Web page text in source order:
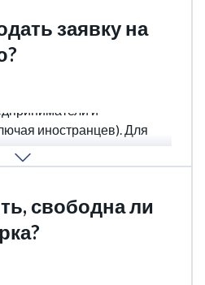
заявку на
и
иностранцев). Для
патентного
свободна ли